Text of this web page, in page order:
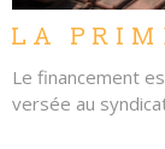
LA
Le financement
versée au